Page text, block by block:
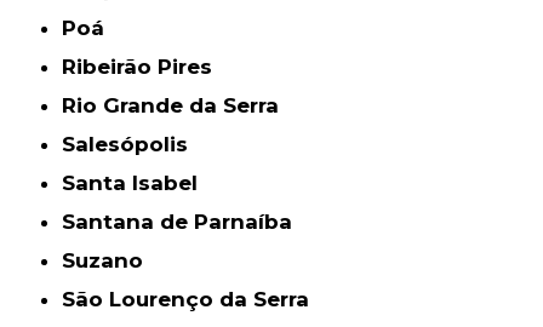
Poá
Ribeirão Pires
Rio Grande da Serra
Salesópolis
Santa Isabel
Santana de Parnaíba
Suzano
São Lourenço da Serra